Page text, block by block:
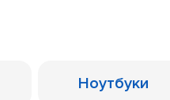
Ноутбуки